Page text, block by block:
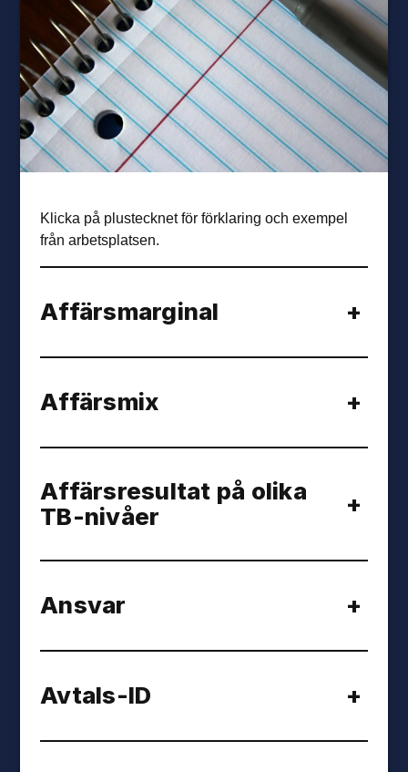
Klicka på plustecknet för förklaring och exempel
från arbetsplatsen.
Affärsmarginal +
Affärsmix +
Affärsresultat på olika
TB-nivåer
+
Ansvar +
Avtals-ID +